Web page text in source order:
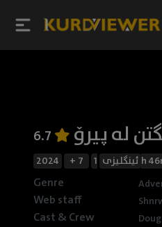
لە پیرۆ
2024 + 7 ئینگلیزی 1h
Genre
Web staff
Cast & Crew